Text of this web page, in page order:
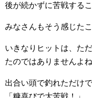
後が続かずに苦戦する
みなさんもそう感じた
いきなりヒットは、た
たのではありませんよね
出合い頭で釣れただけ
「糠喜びで大苦戦！」